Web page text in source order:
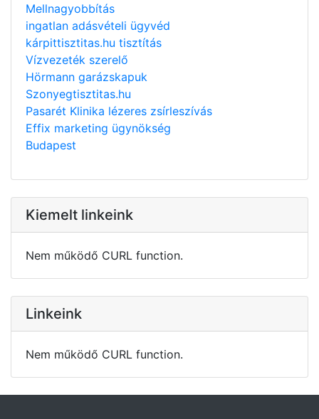
Mellnagyobbítás
ingatlan adásvételi ügyvéd
kárpittisztitas.hu tisztítás
Vízvezeték szerelő
Hörmann garázskapuk
Szonyegtisztitas.hu
Pasarét Klinika lézeres zsírleszívás
Effix marketing ügynökség
Budapest
Kiemelt linkeink
Nem működő CURL function.
Linkeink
Nem működő CURL function.